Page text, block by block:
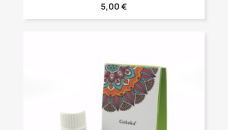
5,00 €